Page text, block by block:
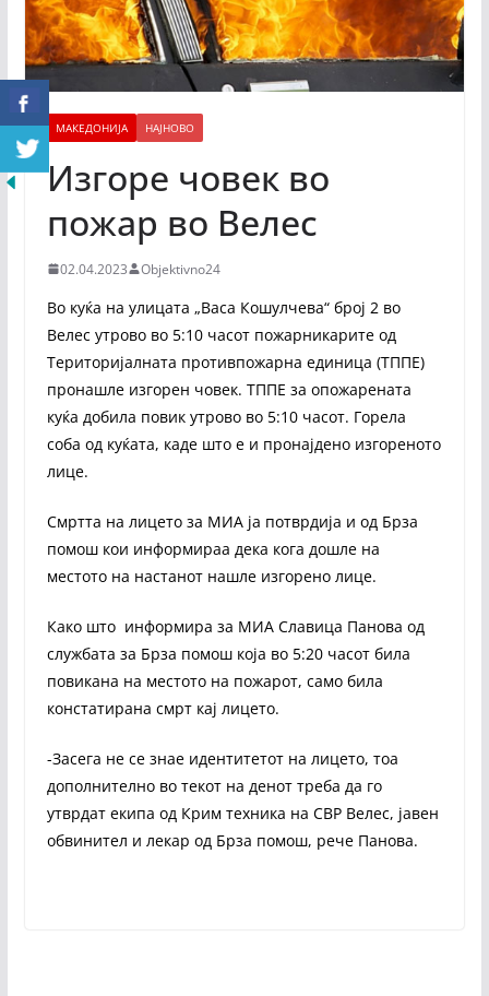
МАКЕДОНИЈА НАЈНОВО
Изгоре човек во
пожар во Велес
02.04.2023 Objektivno24
Во куќа на улицата „Васа Кошулчева“ брoj 2 во
Велес утрово во 5:10 часот пожарникарите од
Територијалната противпожарна единица (ТППЕ)
пронашле изгорен човек. ТППЕ за опожарената
куќа добила повик утрово во 5:10 часот. Горела
соба од куќата, каде што е и пронајдено изгореното
лице.
Смртта на лицето за МИА ја потврдија и од Брза
помош кои информираа дека кога дошле на
местото на настанот нашле изгорено лице.
Како што информира за МИА Славица Панова од
службата за Брза помош која во 5:20 часот била
повикана на местото на пожарот, само била
констатирана смрт кај лицето.
-Засега не се знае идентитетот на лицето, тоа
дополнително во текот на денот треба да го
утврдат екипа од Крим техника на СВР Велес, јавен
обвинител и лекар од Брза помош, рече Панова.